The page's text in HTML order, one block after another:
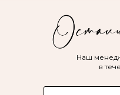
Наш
в